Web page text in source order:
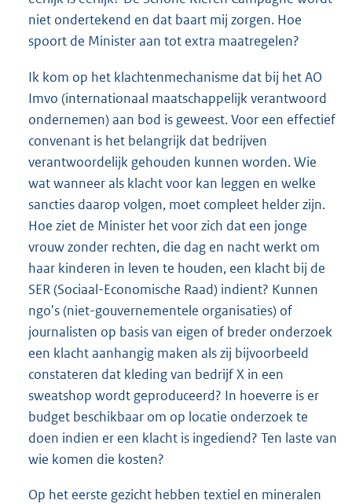
niet ondertekend en dat baart mij zorgen. Hoe
spoort de Minister aan tot extra maatregelen?
Ik kom op het klachtenmechanisme dat bij het AO
Imvo (internationaal maatschappelijk verantwoord
ondernemen) aan bod is geweest. Voor een effectief
convenant is het belangrijk dat bedrijven
verantwoordelijk gehouden kunnen worden. Wie
wat wanneer als klacht voor kan leggen en welke
sancties daarop volgen, moet compleet helder zijn.
Hoe ziet de Minister het voor zich dat een jonge
vrouw zonder rechten, die dag en nacht werkt om
haar kinderen in leven te houden, een klacht bij de
SER (Sociaal-Economische Raad) indient? Kunnen
ngo's (niet-gouvernementele organisaties) of
journalisten op basis van eigen of breder onderzoek
een klacht aanhangig maken als zij bijvoorbeeld
constateren dat kleding van bedrijf X in een
sweatshop wordt geproduceerd? In hoeverre is er
budget beschikbaar om op locatie onderzoek te
doen indien er een klacht is ingediend? Ten laste van
wie komen die kosten?
Op het eerste gezicht hebben textiel en mineralen